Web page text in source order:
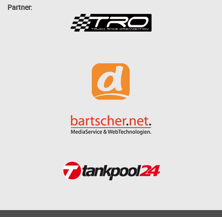
Partner: